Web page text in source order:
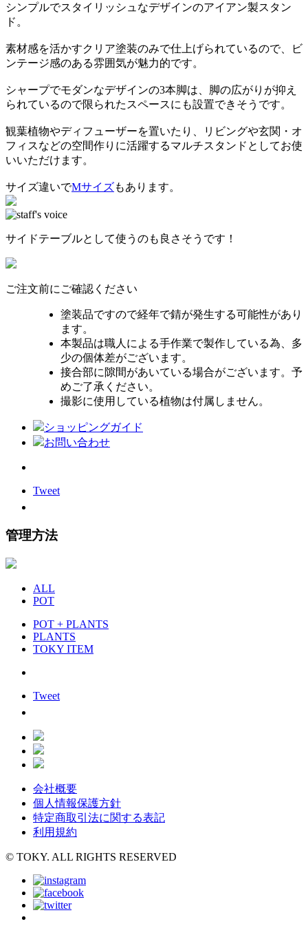
シンプルでスタイリッシュなデザインのアイアン製スタン
ド。
素材感を活かすクリア塗装のみで仕上げられているので、ビ
ンテージ感のある雰囲気が魅力的です。
シャープでモダンなデザインの3本脚は、脚の広がりが抑え
られているので限られたスペースにも設置できそうです。
観葉植物やディフューザーを置いたり、リビングや玄関・オ
フィスなどの空間作りに活躍するマルチスタンドとしてお使
いいただけます。
サイズ違いでMサイズもあります。
サイドテーブルとして使うのも良さそうです！
ご注文前にご確認ください
塗装品ですので経年で錆が発生する可能性があり
ます。
本製品は職人による手作業で製作している為、多
少の個体差がございます。
接合部に隙間があいている場合がございます。予
めご了承ください。
撮影に使用している植物は付属しません。
ショッピングガイド
お問い合わせ
Tweet
管理方法
ALL
POT
POT + PLANTS
PLANTS
TOKY ITEM
Tweet
会社概要
個人情報保護方針
特定商取引法に関する表記
利用規約
© TOKY. ALL RIGHTS RESERVED